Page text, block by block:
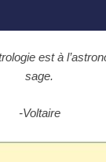
est à
sage.
-Voltaire